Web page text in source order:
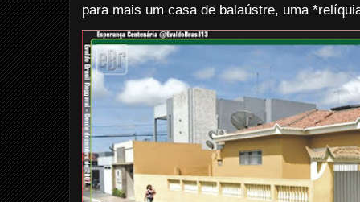
para mais um casa de balaústre, uma